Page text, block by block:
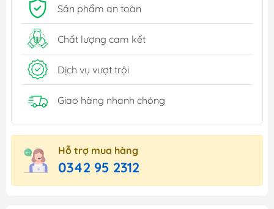
Sản phẩm an toàn
Chất lượng cam kết
Dịch vụ vượt trội
Giao hàng nhanh chóng
Hỗ trợ mua hàng
0342 95 2312